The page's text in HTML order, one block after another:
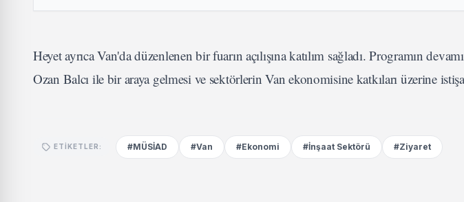
Heyet ayrıca Van'da düzenlenen bir fuarın açılışına katılım sağladı. Programın
Ozan Balcı ile bir araya gelmesi ve sektörlerin Van ekonomisine katkıları üzerine
ETIKETLER: #MÜSİAD #Van #Ekonomi #İnşaat Sektörü #Ziyaret